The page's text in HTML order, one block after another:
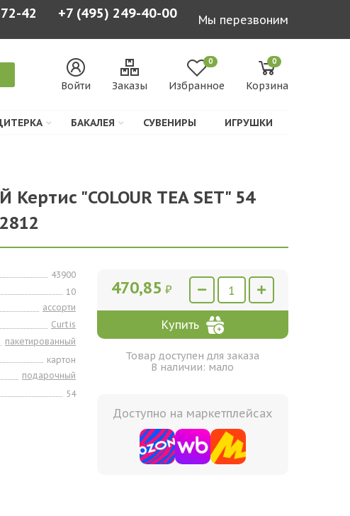
42 +7 (495) 249-40-00 Мы перезвоним
Войти Заказы
0
Избранное
0
Корзина
БАКАЛЕЯ СУВЕНИРЫ ИГРУШКИ
"COLOUR TEA SET" 54
43900
10
ассорти
Curtis
пакетированный
картон
подарочный
54
470,85 ₽
Купить
Товар доступен для заказа
В наличии: мало
Доступно на маркетплейсах